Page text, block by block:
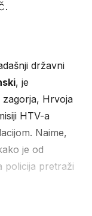
državni
, je
Hrvoja
HTV-a
Naime,
je od
policija pretraži